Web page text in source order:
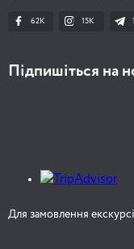
62K 15K
Підпишіться на
Для замовлення